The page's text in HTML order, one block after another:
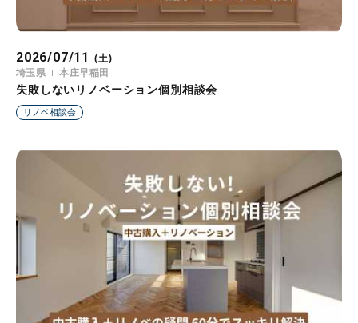
2026/07/11
(土)
埼玉県
本庄早稲田
失敗しないリノベーション個別相談会
リノベ相談会